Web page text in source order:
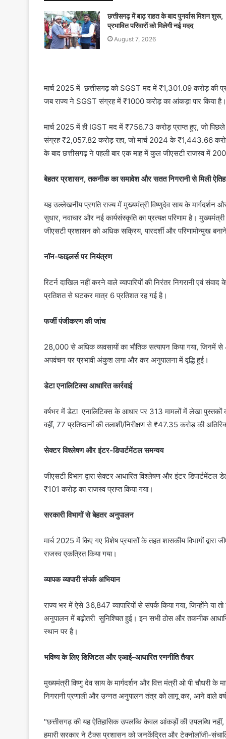
छत्तीसगढ़ में बाढ़ राहत के बाद पुनर्वास मिशन शुरू,
प्रभावित परिवारों को मिलेगी नई मदद
August 7, 2026
मार्च 2025 में छत्तीसगढ़ को SGST मद में ₹1,301.09 करोड़ की
जब राज्य ने SGST संग्रह में ₹1000 करोड़ का आंकड़ा पार किया है।
मार्च 2025 में ही IGST मद में ₹756.73 करोड़ प्राप्त हुए, जो
संग्रह ₹2,057.82 करोड़ रहा, जो मार्च 2024 के ₹1,443.66
के बाद छत्तीसगढ़ ने पहली बार एक माह में कुल जीएसटी राजस्व में
बेहतर प्रशासन, तकनीक का समावेश और सतत निगरानी से मिली
यह उल्लेखनीय प्रगति राज्य में मुख्यमंत्री विष्णुदेव साय के मार्गदर्शन
सुधार, नवाचार और नई कार्यसंस्कृति का प्रत्यक्ष परिणाम है।
जीएसटी प्रशासन को अधिक सक्रिय, पारदर्शी और परिणामोन्मुख
नॉन-फाइलर्स पर नियंत्रण
रिटर्न दाखिल नहीं करने वाले व्यापारियों की निरंतर निगरानी एवं
प्रतिशत से घटकर मात्र 6 प्रतिशत रह गई है।
फर्जी पंजीकरण की जांच
28,000 से अधिक व्यवसायों का भौतिक सत्यापन किया गया, जिनमें
अपवंचन पर प्रभावी अंकुश लगा और कर अनुपालना में वृद्धि हुई।
डेटा एनालिटिक्स आधारित कार्रवाई
वर्षभर में डेटा एनालिटिक्स के आधार पर 313 मामलों में लेखा
वहीं, 77 प्रतिष्ठानों की तलाशी/निरीक्षण से ₹47.35 करोड़ की
सेक्टर विश्लेषण और इंटर-डिपार्टमेंटल समन्वय
जीएसटी विभाग द्वारा सेक्टर आधारित विश्लेषण और इंटर
₹101 करोड़ का राजस्व प्राप्त किया गया।
सरकारी विभागों से बेहतर अनुपालन
मार्च 2025 में किए गए विशेष प्रयासों के तहत शासकीय विभागों
राजस्व एकत्रित किया गया।
व्यापक व्यापारी संपर्क अभियान
राज्य भर में ऐसे 36,847 व्यापारियों से संपर्क किया गया, जिन्होंने या
अनुपालन में बढ़ोतरी सुनिश्चित हुई। इन सभी ठोस और तकनीक
स्थान पर है।
भविष्य के लिए डिजिटल और एआई-आधारित रणनीति तैयार
मुख्यमंत्री विष्णु देव साय के मार्गदर्शन और वित्त मंत्री ओ पी चौधरी
निगरानी प्रणाली और उन्नत अनुपालन तंत्र को लागू कर, आने वाले
"छत्तीसगढ़ की यह ऐतिहासिक उपलब्धि केवल आंकड़ों की उपलब्धि नहीं,
हमारी सरकार ने टैक्स प्रशासन को जनकेंद्रित और टेक्नोलॉजी-